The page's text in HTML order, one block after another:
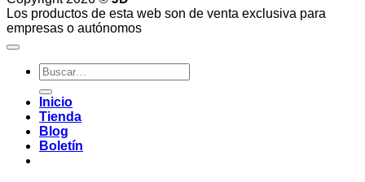
Los productos de esta web son de venta exclusiva para
empresas o autónomos
Buscar
por:
Inicio
Tienda
Blog
Boletín